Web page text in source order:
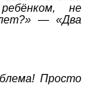
не
— «Два
Просто